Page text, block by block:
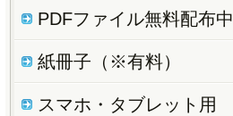
PDFファイル無料配布中
紙冊子（※有料）
スマホ・タブレット用